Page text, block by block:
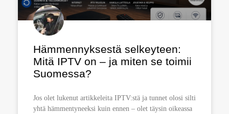
Hämmennyksestä selkeyteen:
Mitä IPTV on – ja miten se toimii
Suomessa?
Jos olet lukenut artikkeleita IPTV:stä ja tunnet olosi silti
yhtä hämmentyneeksi kuin ennen – olet täysin oikeassa